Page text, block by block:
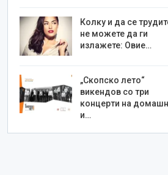
Колку и да се
не можете да ги
излажете: Овие…
„Скопско лето“
викендов со три
концерти на
и…